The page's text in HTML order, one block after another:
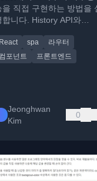
을 직접 구현하는 방법을
합니다. History API와
개발 가이드입니다.
React spa
라우터
컴포넌트
프론트엔드
Jeonghwan
Kim
0